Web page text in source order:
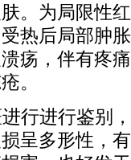
。为局限性
热后局部肿
疡，伴有疼
。
行进行鉴别
呈多形性，